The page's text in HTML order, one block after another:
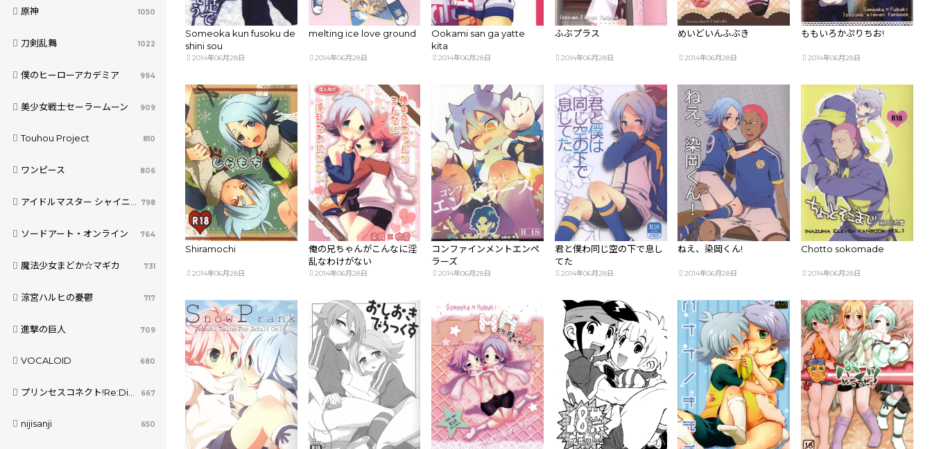
原神 1050
刀剣乱舞 1022
僕のヒーローアカデミア 994
美少女戦士セーラームーン 909
Touhou Project 810
ワンピース 806
アイドルマスター シャイニーカラーズ 798
ソードアート・オンライン 764
魔法少女まどか☆マギカ 731
涼宮ハルヒの憂鬱 717
進撃の巨人 709
VOCALOID 680
プリンセスコネクト!Re:Dive 667
nijisanji 650
Someoka kun fusoku de
shini sou
2014年06月28日
melting ice love ground
2014年06月28日
Ookami san ga yatte
kita
2014年06月28日
ふぶプラス
2014年06月28日
めいどいんふぶき
2014年06月28日
ももいろかぷりちお!
2014年06月28日
Shiramochi
2014年06月28日
俺の兄ちゃんがこんなに淫
乱なわけがない
2014年06月28日
コンファインメントエンペ
ラーズ
2014年06月28日
君と僕わ同じ空の下で息し
てた
2014年06月28日
ねえ、染岡くん!
2014年06月28日
Chotto sokomade
2014年06月28日